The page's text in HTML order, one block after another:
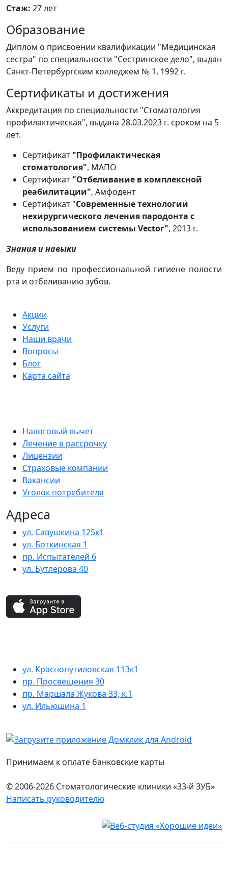
Стаж: 27 лет
Образование
Диплом о присвоении квалификации "Медицинская
сестра" по специальности "Сестринское дело", выдан
Санкт-Петербургским колледжем № 1, 1992 г.
Сертификаты и достижения
Аккредитация по специальности "Стоматология
профилактическая", выдана 28.03.2023 г. сроком на 5
лет.
Сертификат "Профилактическая
стоматология", МАПО
Сертификат "Отбеливание в комплексной
реабилитации", Амфодент
Сертификат "Современные технологии
нехирургического лечения пародонта с
использованием системы Vector", 2013 г.
Знания и навыки
Веду прием по профессиональной гигиене полости
рта и отбеливанию зубов.
Акции
Услуги
Наши врачи
Вопросы
Блог
Карта сайта
Налоговый вычет
Лечение в рассрочку
Лицензии
Страховые компании
Вакансии
Уголок потребителя
Адреса
ул. Савушкина 125к1
ул. Боткинская 1
пр. Испытателей 6
ул. Бутлерова 40
ул. Краснопутиловская 113к1
пр. Просвещения 30
пр. Маршала Жукова 33, к.1
ул. Ильюшина 1
Принимаем к оплате банковские карты
© 2006-2026 Стоматологические клиники «33-й ЗУБ»
Написать руководителю